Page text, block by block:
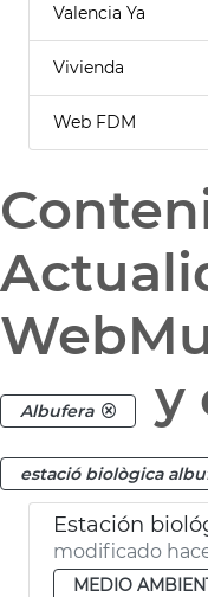
Valencia Ya
Vivienda
Web FDM
Albufera y
estació biològica
modificado
MEDIO